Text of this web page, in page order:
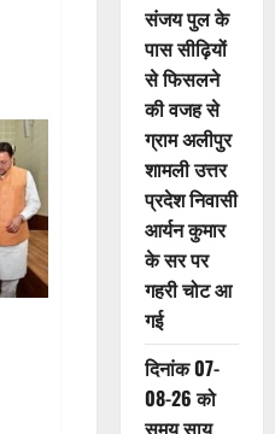
संजय पुल के
पास सीढ़ियों
से फिसलने
की वजह से
ग्राम अलीपुर
शामली उत्तर
प्रदेश निवासी
आर्यन कुमार
के सर पर
गहरी चोट आ
गई
दिनांक 07-
08-26 को
समय साय